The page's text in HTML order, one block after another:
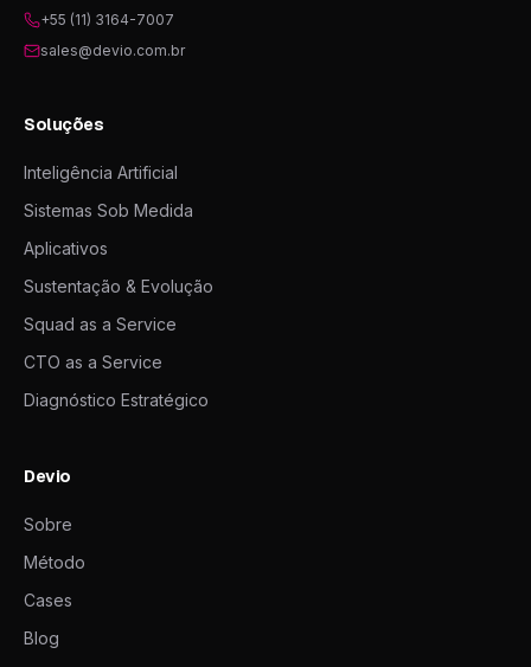
+55 (11) 3164-7007
sales@devio.com.br
Soluções
Inteligência Artificial
Sistemas Sob Medida
Aplicativos
Sustentação & Evolução
Squad as a Service
CTO as a Service
Diagnóstico Estratégico
Devio
Sobre
Método
Cases
Blog